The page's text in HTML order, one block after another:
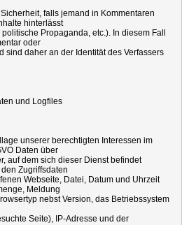
falls jemand in Kommentaren
hinterlässt
Propaganda, etc.). In diesem Fall
oder
daher an der Identität des Verfassers
und Logfiles
unserer berechtigten Interessen im
Daten über
dem sich dieser Dienst befindet
Zugriffsdaten
Webseite, Datei, Datum und Uhrzeit
Meldung
nebst Version, das Betriebssystem
Seite), IP-Adresse und der